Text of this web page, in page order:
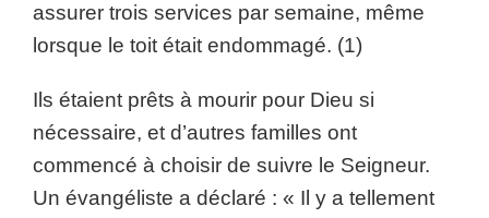
assurer trois services par semaine, même
lorsque le toit était endommagé. (1)
Ils étaient prêts à mourir pour Dieu si
nécessaire, et d’autres familles ont
commencé à choisir de suivre le Seigneur.
Un évangéliste a déclaré : « Il y a tellement